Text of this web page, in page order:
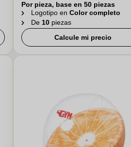
Por pieza, base en 50 piezas
Logotipo en Color completo
De 10 piezas
Calcule mi precio